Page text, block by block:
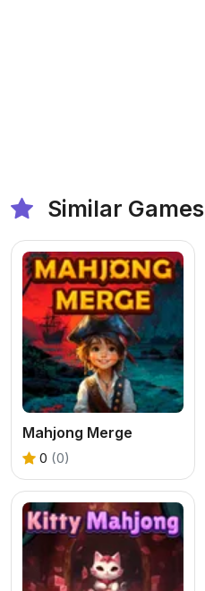
Similar Games
Mahjong Merge
0 (0)